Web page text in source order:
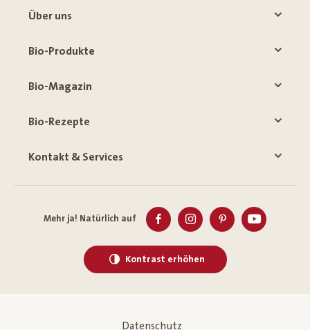
Über uns
Bio-Produkte
Bio-Magazin
Bio-Rezepte
Kontakt & Services
Mehr ja! Natürlich auf
Kontrast erhöhen
Datenschutz